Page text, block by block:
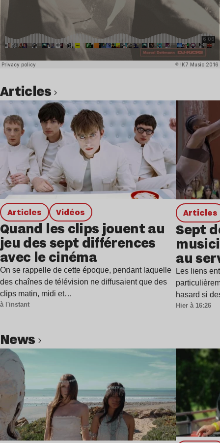
Articles
Articles Vidéos
Quand les clips jouent au
jeu des sept différences
avec le cinéma
On se rappelle de cette époque, pendant laquelle
des chaînes de télévision ne diffusaient que des
clips matin, midi et…
à l'instant
Articles
Sept
au
Les liens
hasard si
Hier à 16:26
Lire l’article
news
Lire l’article